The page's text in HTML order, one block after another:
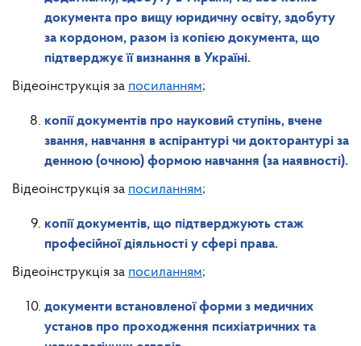
документа про вищу юридичну освіту, здобуту
за кордоном, разом із копією документа, що
підтверджує її визнання в Україні.
Відеоінструкція за посиланням;
копії документів про науковий ступінь, вчене
звання, навчання в аспірантурі чи докторантурі за
денною (очною) формою навчання (за наявності).
Відеоінструкція за посиланням;
копії документів, що підтверджують стаж
професійної діяльності у сфері права.
Відеоінструкція за посиланням;
документи встановленої форми з медичних
установ про проходження психіатричних та